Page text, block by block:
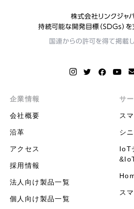
企業情報
会社概要
沿革
アクセス
採用情報
法人向け製品一覧
個人向け製品一覧
サ
ス
シ
IoT
ス